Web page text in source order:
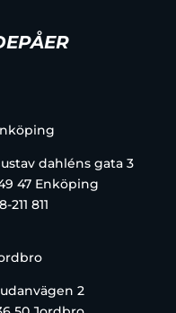
dahléns gata 3
47 Enköping
211 811
2